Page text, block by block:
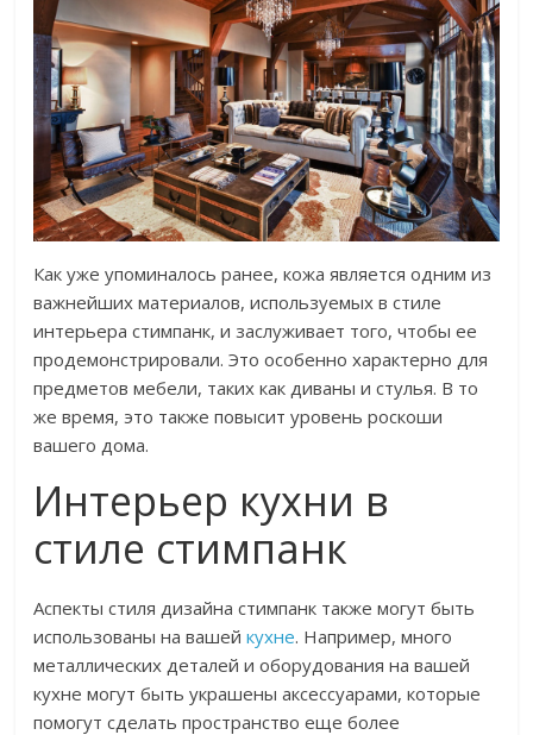
Как уже упоминалось ранее, кожа является одним из
важнейших материалов, используемых в стиле
интерьера стимпанк, и заслуживает того, чтобы ее
продемонстрировали. Это особенно характерно для
предметов мебели, таких как диваны и стулья. В то
же время, это также повысит уровень роскоши
вашего дома.
Интерьер кухни в
стиле стимпанк
Аспекты стиля дизайна стимпанк также могут быть
использованы на вашейкухне. Например, много
металлических деталей и оборудования на вашей
кухне могут быть украшены аксессуарами, которые
помогут сделать пространство еще более